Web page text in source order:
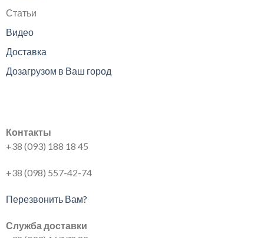
Статьи
Видео
Доставка
Дозагрузом в Ваш город
Контакты
+38 (093) 188 18 45
+38 (098) 557-42-74
Перезвонить Вам?
Служба доставки